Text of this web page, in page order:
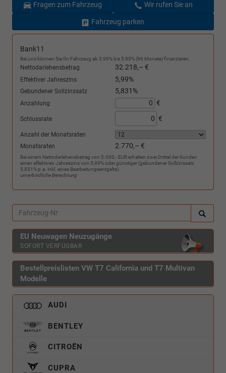
Fragen zum Fahrzeug Wir rufen Sie an
Fahrzeug parken
Bank11
Bei uns können Sie Ihr Fahrzeug ab 3,99% bis 5,99% (96 Monate) finanzieren.
Nettodarlehensbetrag 32.218,– €
Effektiver Jahreszins 5,99%
Gebundener Sollzinssatz 5,831%
Anzahlung €
Schlussrate €
Anzahl der Monatsraten
Monatsraten
2.770,– €
Bei einem Nettodarlehensbetrag von 5.000,- EUR erhalten zwei Drittel der Kunden
einen effektiven Jahreszins von 5,99% oder günstiger (gebundener Sollzinssatz
5,831% p.a. inkl. eines Bearbeitungsentgelts).
unverbindliche Berechnung
EU Neuwagen Neuzugänge
SOFORT VERFÜGBAR
Bestellpreislisten VW T7 California und T7 Multivan
Modelle
AUDI
BENTLEY
CITROËN
CUPRA